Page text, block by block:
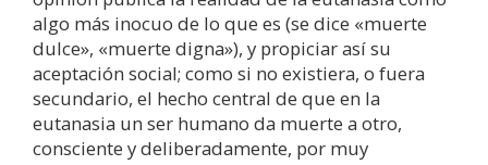
algo más inocuo de lo que es (se dice «muerte
dulce», «muerte digna»), y propiciar así su
aceptación social; como si no existiera, o fuera
secundario, el hecho central de que en la
eutanasia un ser humano da muerte a otro,
consciente y deliberadamente, por muy